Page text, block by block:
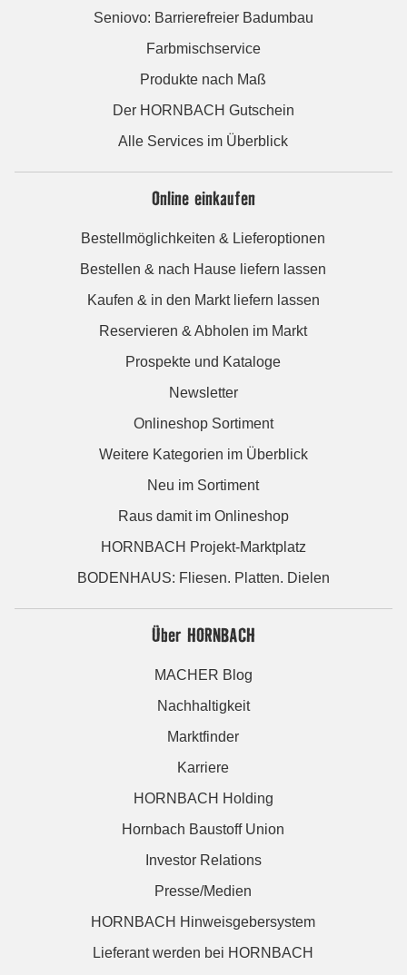
Seniovo: Barrierefreier Badumbau
Farbmischservice
Produkte nach Maß
Der HORNBACH Gutschein
Alle Services im Überblick
Online einkaufen
Bestellmöglichkeiten & Lieferoptionen
Bestellen & nach Hause liefern lassen
Kaufen & in den Markt liefern lassen
Reservieren & Abholen im Markt
Prospekte und Kataloge
Newsletter
Onlineshop Sortiment
Weitere Kategorien im Überblick
Neu im Sortiment
Raus damit im Onlineshop
HORNBACH Projekt-Marktplatz
BODENHAUS: Fliesen. Platten. Dielen
Über HORNBACH
MACHER Blog
Nachhaltigkeit
Marktfinder
Karriere
HORNBACH Holding
Hornbach Baustoff Union
Investor Relations
Presse/Medien
HORNBACH Hinweisgebersystem
Lieferant werden bei HORNBACH